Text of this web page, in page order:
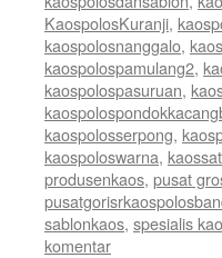
KaospolosKuranji,
kaospolosnanggalo,
kaospolospamulang2,
kaospolospasuruan,
kaospolosserpong,
kaospoloswarna,
produsenkaos, pusat
sablonkaos, spesialis
komentar